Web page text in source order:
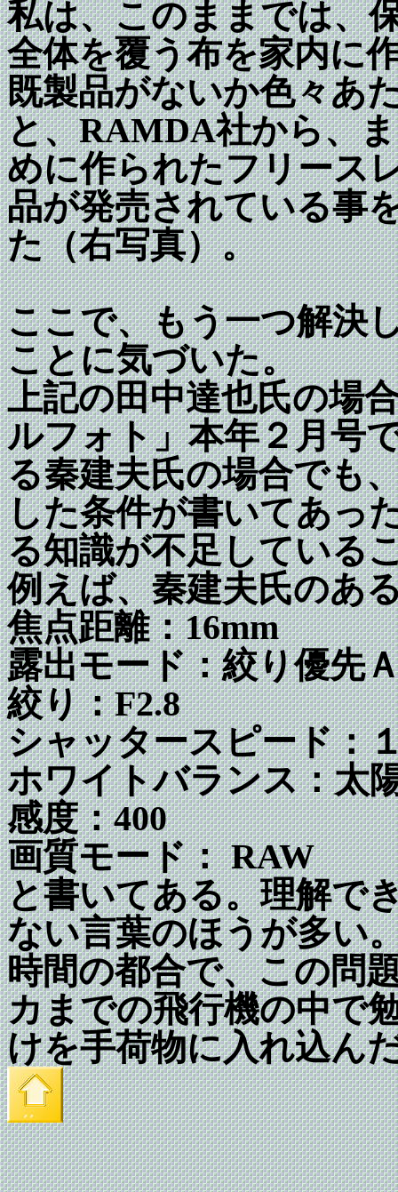
私は、このままでは、
全体を覆う布を家内に
既製品がないか色々あ
と、RAMDA社から、
めに作られたフリース
品が発売されている事
た（右写真）。
ここで、もう一つ解決
ことに気づいた。
上記の田中達也氏の場
ルフォト」本年２月号
る秦建夫氏の場合でも
した条件が書いてあっ
る知識が不足している
例えば、秦建夫氏のあ
焦点距離：16mm
露出モード：絞り優先
絞り：F2.8
シャッタースピード：
ホワイトバランス：太
感度：400
画質モード： RAW
と書いてある。理解で
ない言葉のほうが多い
時間の都合で、この問
カまでの飛行機の中で
けを手荷物に入れ込ん